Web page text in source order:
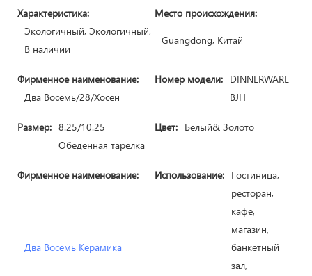
Характеристика:
Экологичный, Экологичный,
В наличии
Место происхождения:
Guangdong, Китай
Фирменное наименование:
Два Восемь/28/Хосен
Номер модели: DINNERWARE
BJH
Размер: 8.25/10.25
Обеденная тарелка
Цвет: Белый& Золото
Фирменное наименование:
Два Восемь Керамика
Использование: Гостиница,
ресторан,
кафе,
магазин,
банкетный
зал,